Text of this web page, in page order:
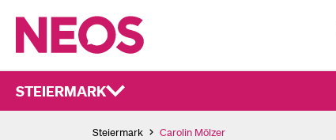
STEIERMARK
Steiermark Carolin Mölzer